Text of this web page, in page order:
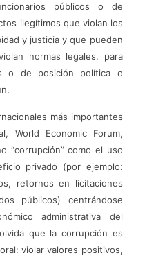
públicos o de
ilegítimos que violan los
y justicia y que pueden
normas legales, para
o de posición política o
más importantes
World Economic Forum,
“corrupción” como el uso
privado (por ejemplo:
retornos en licitaciones
públicos) centrándose
administrativa del
que la corrupción es
violar valores positivos,